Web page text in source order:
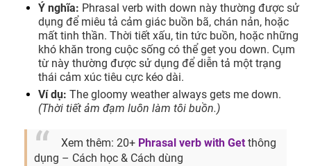
Ý nghĩa: Phrasal verb with down này thường được sử
dụng để miêu tả cảm giác buồn bã, chán nản, hoặc
mất tinh thần. Thời tiết xấu, tin tức buồn, hoặc những
khó khăn trong cuộc sống có thể get you down. Cụm
từ này thường được sử dụng để diễn tả một trạng
thái cảm xúc tiêu cực kéo dài.
Ví dụ: The gloomy weather always gets me down.
(Thời tiết ảm đạm luôn làm tôi buồn.)
Xem thêm: 20+ Phrasal verb with Get thông
dụng – Cách học & Cách dùng